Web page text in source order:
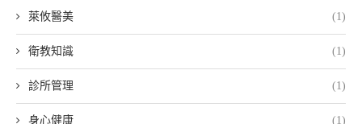
萊攸醫美 (1)
衛教知識 (1)
診所管理 (1)
身心健康 (1)